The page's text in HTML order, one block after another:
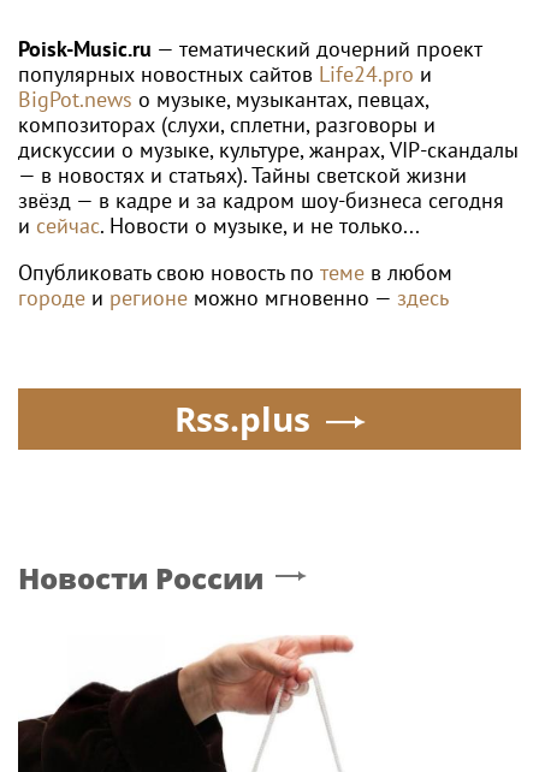
организацию
Poisk-Music.ru — тематический дочерний проект
популярных новостных сайтов Life24.pro и
BigPot.news о музыке, музыкантах, певцах,
композиторах (слухи, сплетни, разговоры и
дискуссии о музыке, культуре, жанрах, VIP-скандалы
— в новостях и статьях). Тайны светской жизни
звёзд — в кадре и за кадром шоу-бизнеса сегодня
и сейчас. Новости о музыке, и не только...
Опубликовать свою новость по теме в любом
городе и регионе можно мгновенно — здесь
Rss.plus
Новости России